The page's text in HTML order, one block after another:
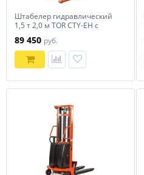
Штабелер гидравлический
1,5 т 2,0 м TOR CTY-EH с
89 450 руб.